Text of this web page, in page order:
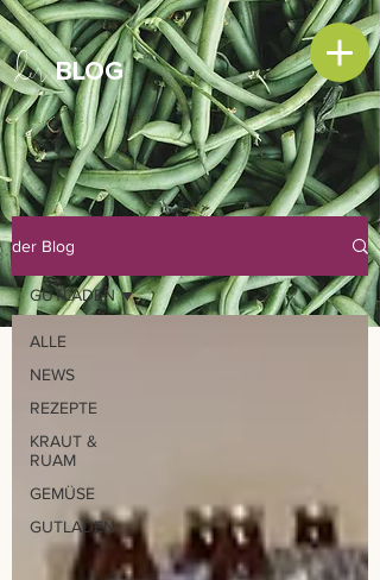
der BLOG
der Blog
ALLE
NEWS
REZEPTE
KRAUT &
RUAM
GEMÜSE
GUTLADEN
GUTLADEN